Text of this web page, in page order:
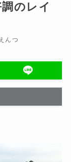
のレイ
んつ